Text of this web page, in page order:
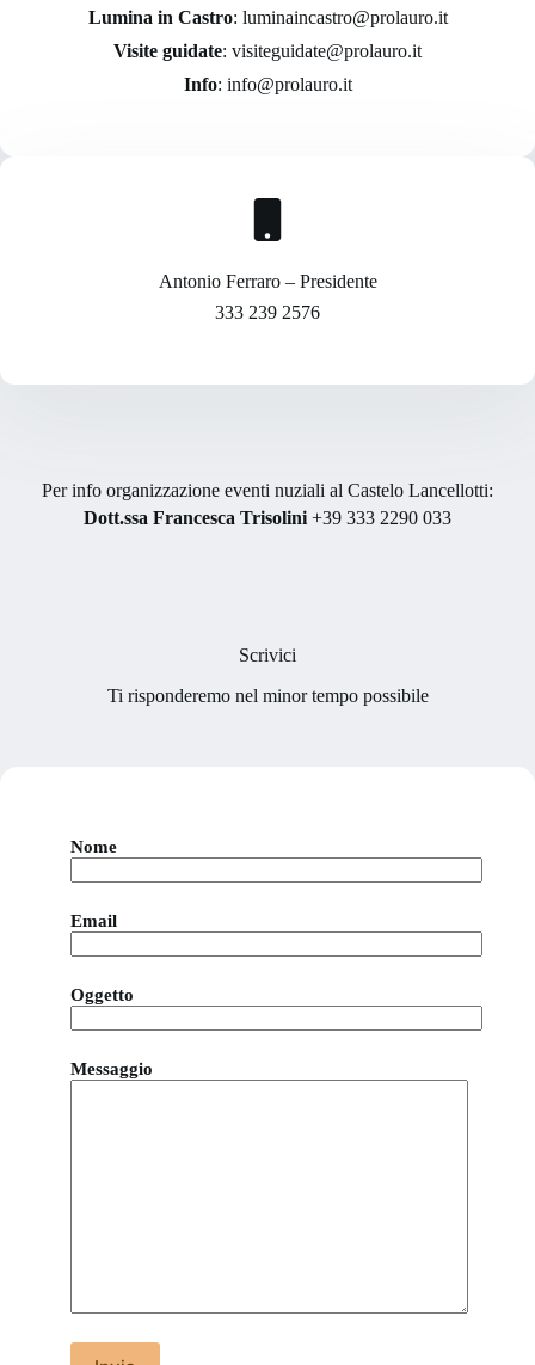
Lumina in Castro: luminaincastro@prolauro.it
Visite guidate: visiteguidate@prolauro.it
Info: info@prolauro.it
Antonio Ferraro – Presidente
333 239 2576
Per info organizzazione eventi nuziali al Castelo Lancellotti:
Dott.ssa Francesca Trisolini +39 333 2290 033
Scrivici
Ti risponderemo nel minor tempo possibile
Nome
Email
Oggetto
Messaggio